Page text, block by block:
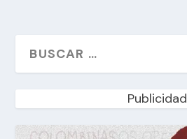
Publicidad